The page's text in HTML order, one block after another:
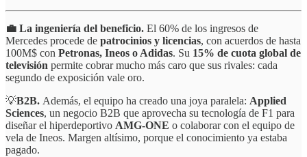
💼 La ingeniería del beneficio. El 60% de los ingresos de
Mercedes procede de patrocinios y licencias, con acuerdos de hasta
100M$ con Petronas, Ineos o Adidas. Su 15% de cuota global de
televisión permite cobrar mucho más caro que sus rivales: cada
segundo de exposición vale oro.
💡B2B. Además, el equipo ha creado una joya paralela: Applied
Sciences, un negocio B2B que aprovecha su tecnología de F1 para
diseñar el hiperdeportivo AMG-ONE o colaborar con el equipo de
vela de Ineos. Margen altísimo, porque el conocimiento ya estaba
pagado.